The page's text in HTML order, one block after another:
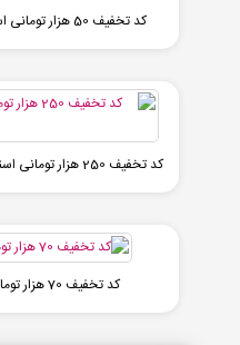
کد تخفیف 50 هزار تومانی اسنپ تریپ برای بلیت پرواز داخلی
کد تخفیف 250 هزار تومانی اسنپ تریپ برای رزرو انواع هتل خارجی
کد تخفیف 70 هزار تومانی پرواز خارجی اسنپ تریپ